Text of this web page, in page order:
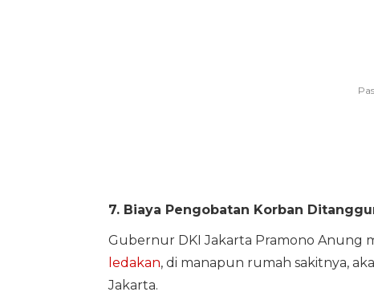
7. Biaya Pengobatan Korban
Gubernur DKI Jakarta Pramono Anung
ledakan, di manapun rumah sakitnya,
Jakarta.